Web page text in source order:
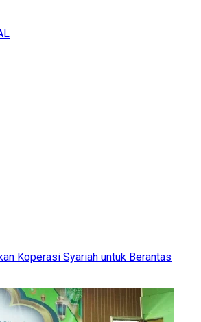
Koperasi Syariah untuk Berantas